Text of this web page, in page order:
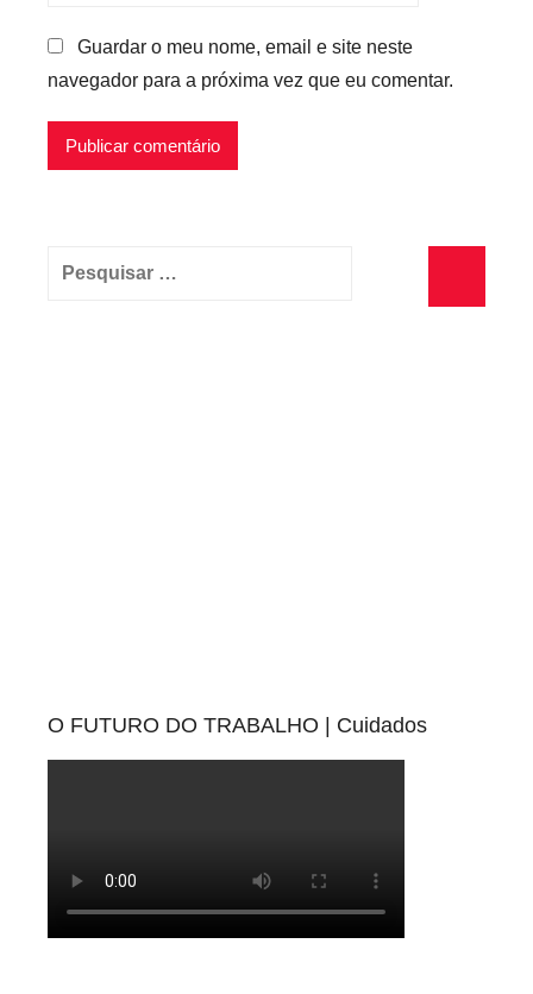
Guardar o meu nome, email e site neste
navegador para a próxima vez que eu comentar.
Pesquisar
O FUTURO DO TRABALHO | Cuidados